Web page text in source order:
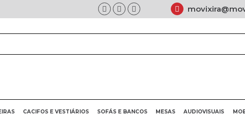
CACIFOS E VESTIÁRIOS SOFÁS E BANCOS MESAS AUDIOVISUAIS